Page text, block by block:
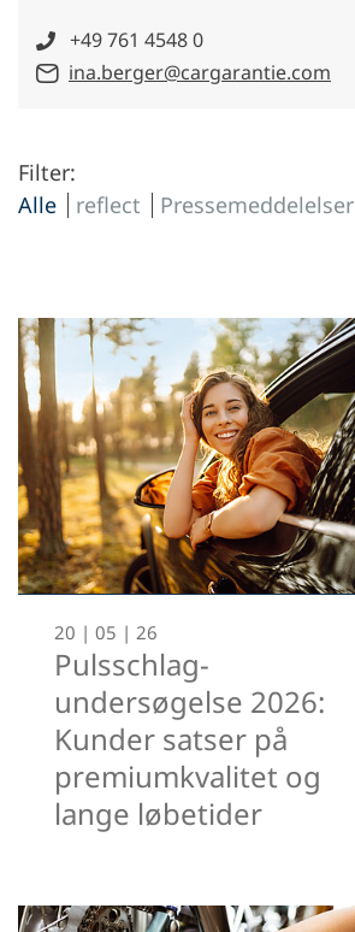
+49 761 4548 0
ina.berger@cargarantie.com
Filter:
Alle
reflect Pressemeddelelser
20 | 05 | 26
Pulsschlag-
undersøgelse 2026:
Kunder satser på
premiumkvalitet og
lange løbetider